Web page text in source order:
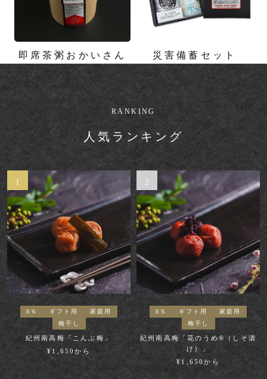
即席茶粥おかいさん 災害備蓄セット
RANKING
人気ランキング
8％ ギフト用
家庭用
梅干し
紀州南高梅「こんぶ梅」
¥1,650から
8％ ギフト用
家庭用
梅干し
紀州南高梅「花のうめ®︎（しそ漬
け）」
¥1,650から